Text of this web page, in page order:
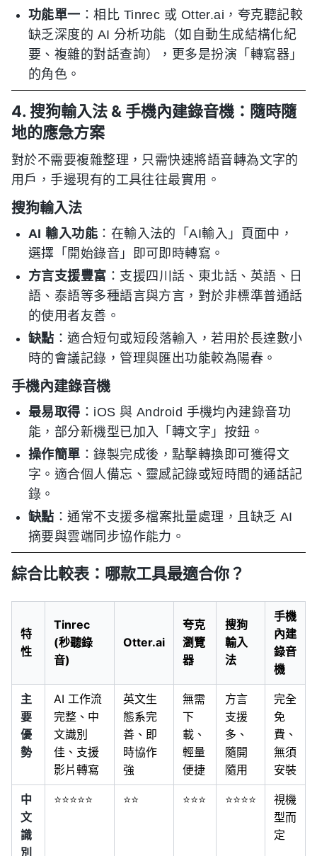
功能單一 ：相比 Tinrec 或 Otter.ai，夸克聽記較
缺乏深度的 AI 分析功能（如自動生成結構化紀
要、複雜的對話查詢），更多是扮演「轉寫器」
的角色。
4. 搜狗輸入法 & 手機內建錄音機：隨時隨
地的應急方案
對於不需要複雜整理，只需快速將語音轉為文字的
用戶，手邊現有的工具往往最實用。
搜狗輸入法
AI 輸入功能 ：在輸入法的「AI輸入」頁面中，
選擇「開始錄音」即可即時轉寫。
方言支援豐富 ：支援四川話、東北話、英語、日
語、泰語等多種語言與方言，對於非標準普通話
的使用者友善。
缺點 ：適合短句或短段落輸入，若用於長達數小
時的會議記錄，管理與匯出功能較為陽春。
手機內建錄音機
最易取得 ：iOS 與 Android 手機均內建錄音功
能，部分新機型已加入「轉文字」按鈕。
操作簡單 ：錄製完成後，點擊轉換即可獲得文
字。適合個人備忘、靈感記錄或短時間的通話記
錄。
缺點 ：通常不支援多檔案批量處理，且缺乏 AI
摘要與雲端同步協作能力。
綜合比較表：哪款工具最適合你？
特
性
Tinrec
(秒聽錄
音)
Otter.ai
夸克
瀏覽
器
搜狗
輸入
法
手機
內建
錄音
機
主
要
優
勢
AI 工作流
完整、中
文識別
佳、支援
影片轉寫
英文生
態系完
善、即
時協作
強
無需
下
載、
輕量
便捷
方言
支援
多、
隨開
隨用
完全
免
費、
無須
安裝
中
文
識
別
⭐⭐⭐⭐⭐ ⭐⭐ ⭐⭐⭐ ⭐⭐⭐⭐
視機
型而
定